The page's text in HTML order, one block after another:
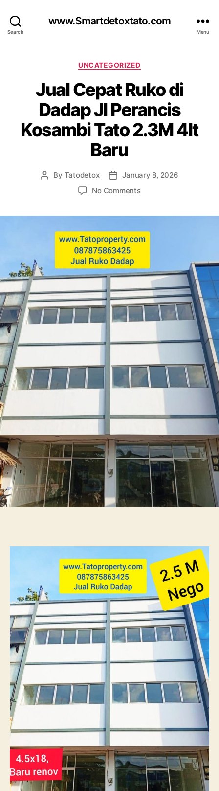
Search
www.Smartdetoxtato.com
Menu
Categories
UNCATEGORIZED
Jual Cepat Ruko di
Dadap Jl Perancis
Kosambi Tato 2.3M 4lt
Baru
Post
By Tatodetox
PostJanuary 8, 2026
No Commentson
di
Dadap
Perancis
Kosambi
Tato
2.3M
4lt
Baru